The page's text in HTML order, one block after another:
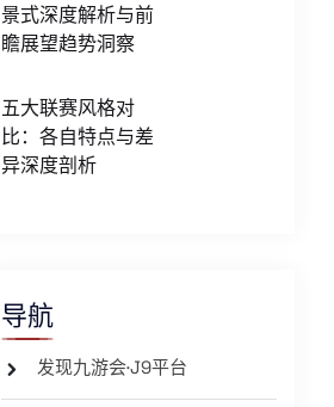
景式深度解析与前
瞻展望趋势洞察
五大联赛风格对
比：各自特点与差
异深度剖析
导航
发现九游会·J9平台